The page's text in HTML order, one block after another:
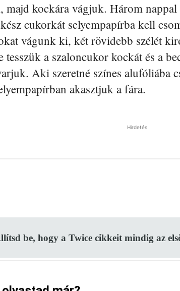
majd kockára vágjuk. Három
cukorkát selyempapírba kell
vágunk ki, két rövidebb szélét
tesszük a szaloncukor kockát és a
Aki szeretné színes alufóliába
akasztjuk a fára.
Hirdetés
be, hogy a Twice cikkeit mindig az